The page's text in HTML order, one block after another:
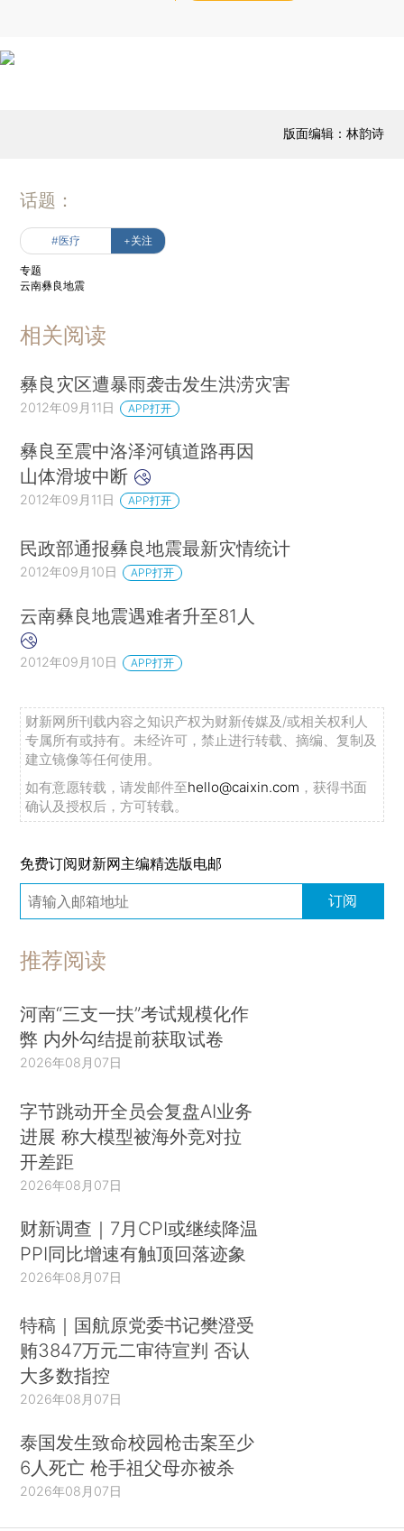
版面编辑：林韵诗
话题：
#医疗 +关注
专题
云南彝良地震
相关阅读
彝良灾区遭暴雨袭击发生洪涝灾害
2012年09月11日 APP打开
彝良至震中洛泽河镇道路再因
山体滑坡中断
2012年09月11日 APP打开
民政部通报彝良地震最新灾情统计
2012年09月10日 APP打开
云南彝良地震遇难者升至81人
2012年09月10日 APP打开
财新网所刊载内容之知识产权为财新传媒及/或相关权利人
专属所有或持有。未经许可，禁止进行转载、摘编、复制及
建立镜像等任何使用。
如有意愿转载，请发邮件至hello@caixin.com ，获得书面
确认及授权后，方可转载。
免费订阅财新网主编精选版电邮
订阅
推荐阅读
河南“三支一扶”考试规模化作
弊 内外勾结提前获取试卷
2026年08月07日
字节跳动开全员会复盘AI业务
进展 称大模型被海外竞对拉
开差距
2026年08月07日
财新调查｜7月CPI或继续降温
PPI同比增速有触顶回落迹象
2026年08月07日
特稿｜国航原党委书记樊澄受
贿3847万元二审待宣判 否认
大多数指控
2026年08月07日
泰国发生致命校园枪击案至少
6人死亡 枪手祖父母亦被杀
2026年08月07日